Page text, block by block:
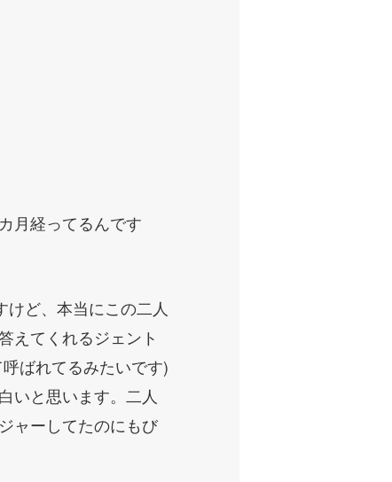
月経ってるんです
ど、本当にこの二人
えてくれるジェント
ばれてるみたいです)
いと思います。二人
ャーしてたのにもび